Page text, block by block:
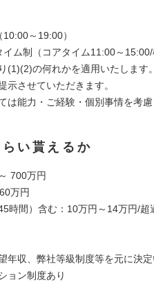
10:00～19:00）
ム制（コアタイム11:00～15:00/
(1)(2)の何れかを適用いたします。
示させていただきます。
は能力・ご経験・個別事情を考慮
い貰えるか
700万円
万円
時間）含む：10万円～14万円/超
年収、弊社等級制度等を元に決定
ョン制度あり